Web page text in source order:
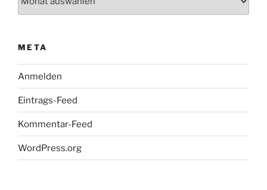
META
Anmelden
Eintrags-Feed
Kommentar-Feed
WordPress.org